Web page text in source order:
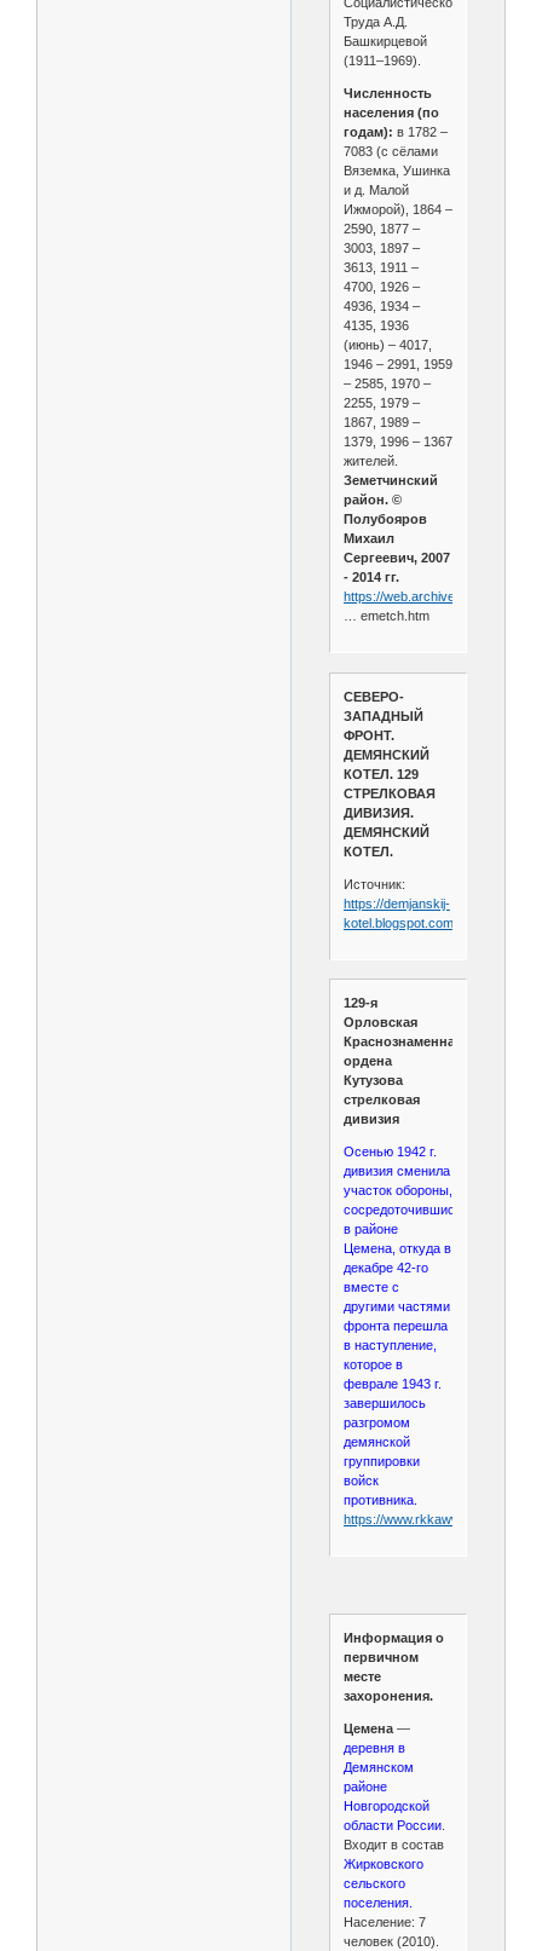
Труда А.Д.
Башкирцевой
(1911–1969).
Численность
населения (по
годам): в 1782 –
7083 (с сёлами
Вяземка, Ушинка
и д. Малой
Ижморой), 1864 –
2590, 1877 –
3003, 1897 –
3613, 1911 –
4700, 1926 –
4936, 1934 –
4135, 1936
(июнь) – 4017,
1946 – 2991, 1959
– 2585, 1970 –
2255, 1979 –
1867, 1989 –
1379, 1996 – 1367
жителей.
Земетчинский
район. ©
Полубояров
Михаил
Сергеевич, 2007
- 2014 гг.
https://web.archive.org/web/
… emetch.htm
СЕВЕРО-
ЗАПАДНЫЙ
ФРОНТ.
ДЕМЯНСКИЙ
КОТЕЛ. 129
СТРЕЛКОВАЯ
ДИВИЗИЯ.
ДЕМЯНСКИЙ
КОТЕЛ.
Источник:
https://demjanskij-
kotel.blogspot.com/2012/08/
129-я
Орловская
Краснознаменная
ордена
Кутузова
стрелковая
дивизия
Осенью 1942 г.
дивизия сменила
участок обороны,
сосредоточившись
в районе
Цемена, откуда в
декабре 42-го
вместе с
другими частями
фронта перешла
в наступление,
которое в
феврале 1943 г.
завершилось
разгромом
демянской
группировки
войск
противника.
https://www.rkkawwii.ru/division/
Информация о
первичном
месте
захоронения.
Цемена —
деревня в
Демянском
районе
Новгородской
области России.
Входит в состав
Жирковского
сельского
поселения.
Население: 7
человек (2010).